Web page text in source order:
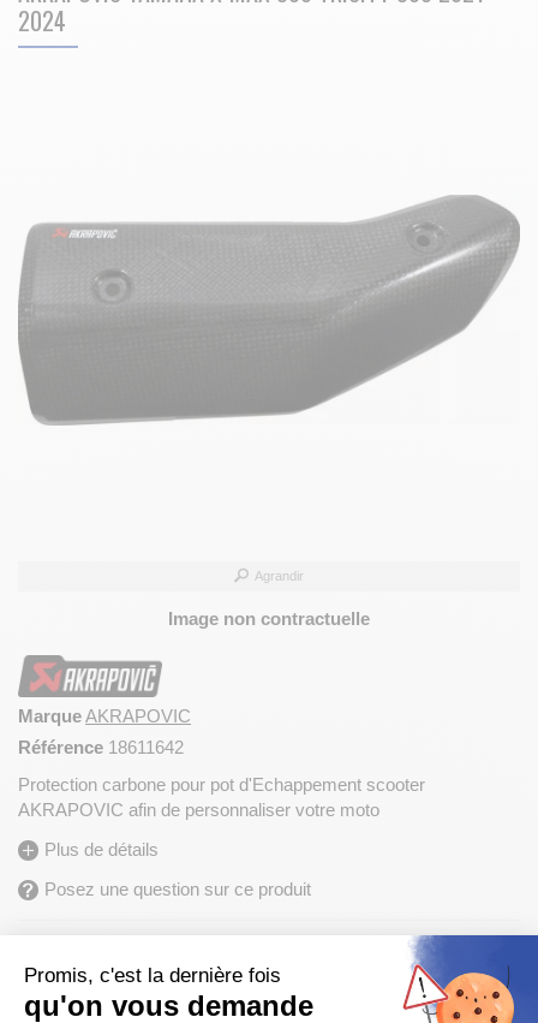
2024
Agrandir
Image non contractuelle
MarqueAKRAPOVIC
Référence 18611642
Protection carbone pour pot d'Echappement scooter
AKRAPOVIC afin de personnaliser votre moto
Plus de détails
Posez une question sur ce produit
127.73
Fabriqué de 7 à 30 jours
Promis, c'est la dernière fois
qu'on vous demande